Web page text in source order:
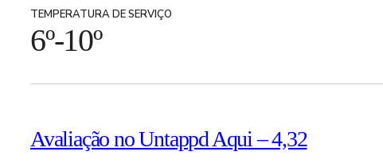
TEMPERATURA DE SERVIÇO
6º-10º
Avaliação no Untappd Aqui – 4,32